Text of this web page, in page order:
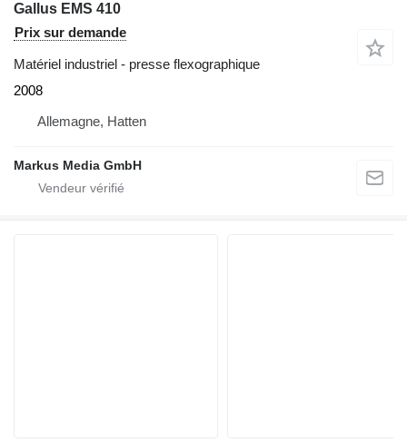
Gallus EMS 410
Prix sur demande
Matériel industriel - presse flexographique
2008
Allemagne, Hatten
Markus Media GmbH